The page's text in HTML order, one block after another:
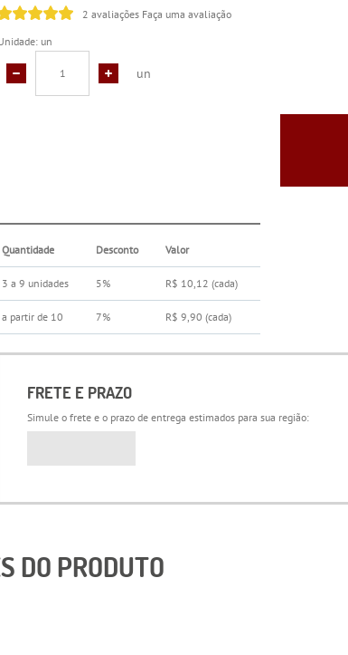
2 avaliações Faça uma avaliação
un
un
Quantidade Desconto Valor
3 a 9 unidades 5% R$ 10,12 (cada)
a partir de 10 7% R$ 9,90 (cada)
FRETE E PRAZO
Simule o frete e o prazo de entrega estimados para sua região:
DO PRODUTO